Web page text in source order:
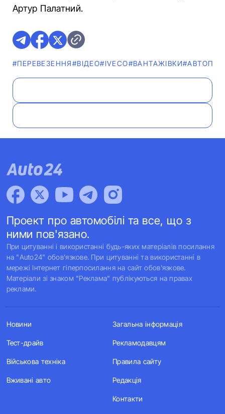
Артур Палатний.
#ПЕРЕВЕЗЕННЯ#ВІДЕО#IVECO#ВАНТАЖІВКИ
Проект про автомобілі та все, що з
ними пов'язано.
При цитуванні і використанні будь-яких матеріалів посилання
на "Auto24" обов'язкове. При цитуванні та використанні в
мережі Інтернет гіперпосилання на сайт обов'язкове.
Матеріали зі знаком "Реклама" публікуються на правах
реклами.
Новини
Тест-драйв
Військова техніка
Вживані авто
Загальна інформація
Рекламодавцям
Правила сайту
Редакція
Контакти